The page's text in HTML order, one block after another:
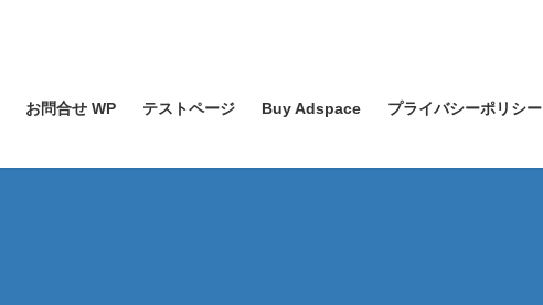
お問合せ WP テストページ Buy Adspace プライバシーポリシー